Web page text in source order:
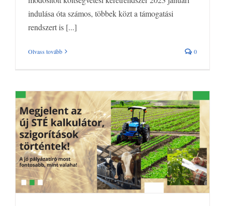
indulása óta számos, többek közt a támogatási
rendszert is [...]
Olvass tovább 0